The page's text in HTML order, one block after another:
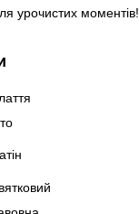
урочистих моментів!